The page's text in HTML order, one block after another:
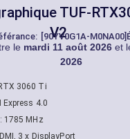
TUF-
V2
[90YV0G1A-M0NA00]
le mardi 11 août 2026et
2026
3060 Ti
Express 4.0
1785 MHz
3 x DisplayPort